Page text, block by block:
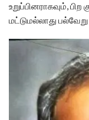
உறுப்பினராகவும்,
மட்டுமல்லாது